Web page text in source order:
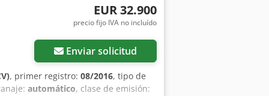
EUR 32.900
precio fijo IVA no incluído
Enviar solicitud
, primer registro: 08/2016, tipo de
automático, clase de emisión: